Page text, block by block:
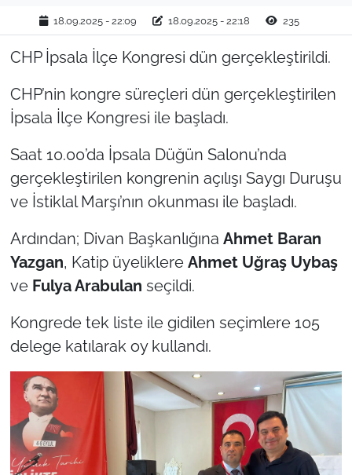
18.09.2025 - 22:09 18.09.2025 - 22:18 235
CHP İpsala İlçe Kongresi dün gerçekleştirildi.
CHP’nin kongre süreçleri dün gerçekleştirilen
İpsala İlçe Kongresi ile başladı.
Saat 10.00’da İpsala Düğün Salonu’nda
gerçekleştirilen kongrenin açılışı Saygı Duruşu
ve İstiklal Marşı’nın okunması ile başladı.
Ardından; Divan Başkanlığına Ahmet Baran
Yazgan, Katip üyeliklere Ahmet Uğraş Uybaş
ve Fulya Arabulan seçildi.
Kongrede tek liste ile gidilen seçimlere 105
delege katılarak oy kullandı.
EDİRNE
TEKİRDAĞ
KIRKLARELİ
ÇANAKKALE
TÜRKİYE
Güvenlik
Politika
Flaş Haber
Dış Haberler
Magazin